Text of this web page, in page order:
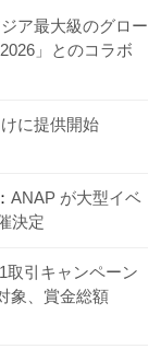
ア最大級のグロー
」とのコラボ
に提供開始
ANAP が大型イベ
決定
取引キャンペーン
象、賞金総額